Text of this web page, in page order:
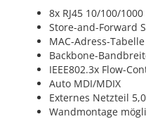
8x RJ45 10/100/
Store-and-Forward
MAC-Adress-
Backbone-
IEEE802.3x Flow-
Auto MDI/MDIX
Externes Netzteil
Wandmontage